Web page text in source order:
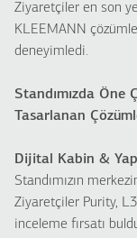
Ziyaretçiler en son
KLEEMANN
deneyimledi.
Standımızda Öne
Tasarlanan
Dijital Kabin &
Standımızın
Ziyaretçiler Purity,
inceleme fırsatı